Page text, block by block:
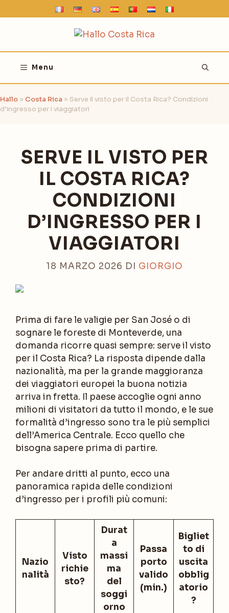
al
Menu
Hallo » Costa Rica » Serve il visto per il Costa Rica? Condizioni
d’ingresso per i viaggiatori
SERVE IL VISTO PER
IL COSTA RICA?
CONDIZIONI
D’INGRESSO PER I
VIAGGIATORI
18 MARZO 2026 DI GIORGIO
Prima di fare le valigie per San José o di
sognare le foreste di Monteverde, una
domanda ricorre quasi sempre: serve il visto
per il Costa Rica? La risposta dipende dalla
nazionalità, ma per la grande maggioranza
dei viaggiatori europei la buona notizia
arriva in fretta. Il paese accoglie ogni anno
milioni di visitatori da tutto il mondo, e le sue
formalità d’ingresso sono tra le più semplici
dell’America Centrale. Ecco quello che
bisogna sapere prima di partire.
Per andare dritti al punto, ecco una
panoramica rapida delle condizioni
d’ingresso per i profili più comuni:
Nazio
nalità
Visto
richie
sto?
Durat
a
massi
ma
del
soggi
orno
Passa
porto
valido
(min.)
Bigliet
to di
uscita
obblig
atorio
?